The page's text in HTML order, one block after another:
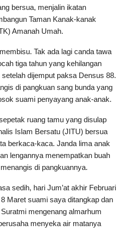
bersua, menjalin ikatan
Taman Kanak-kanak
Amanah Umah.
Tak ada lagi canda tawa
tiga tahun yang kehilangan
dijemput paksa Densus 88.
di pangkuan sang bunda yang
suami penyayang anak-anak.
ruang tamu yang disulap
Islam Bersatu (JITU) bersua
berkaca-kaca. Janda lima anak
lengannya menempatkan buah
di pangkuannya.
sedih, hari Jum’at akhir Februari
Maret suami saya ditangkap dan
mengenang almarhum
menyeka air matanya